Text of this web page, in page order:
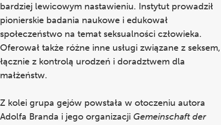
bardziej lewicowym nastawieniu. Instytut prowadził
pionierskie badania naukowe i edukował
społeczeństwo na temat seksualności człowieka.
Oferował także różne inne usługi związane z seksem,
łącznie z kontrolą urodzeń i doradztwem dla
małżeństw.
Z kolei grupa gejów powstała w otoczeniu autora
Adolfa Branda i jego organizacji Gemeinschaft der